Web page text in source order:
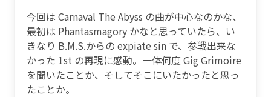
今回は Carnaval The Abyss の曲が中心なのかな、
最初は Phantasmagory かなと思っていたら、い
きなり B.M.S.からの expiate sin で、参戦出来な
かった 1st の再現に感動。一体何度 Gig Grimoire
を聞いたことか、そしてそこにいたかったと思っ
たことか。